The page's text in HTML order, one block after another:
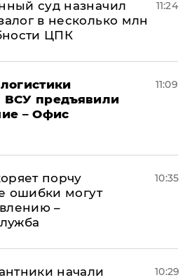
суд назначил
в несколько млн
ЦПК
11:24
предъявили
– Офис
11:09
порчу
ошибки могут
–
10:35
начали
10:29